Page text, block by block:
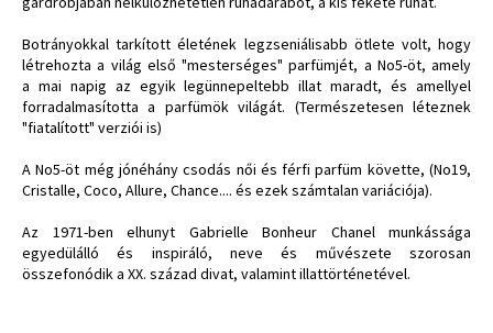
Botrányokkal tarkított életének legzseniálisabb ötlete volt, hogy
létrehozta a világ első "mesterséges" parfümjét, a No5-öt, amely
a mai napig az egyik legünnepeltebb illat maradt, és amellyel
forradalmasította a parfümök világát. (Természetesen léteznek
"fiatalított" verziói is)
A No5-öt még jónéhány csodás női és férfi parfüm követte, (No19,
Cristalle, Coco, Allure, Chance.... és ezek számtalan variációja).
Az 1971-ben elhunyt Gabrielle Bonheur Chanel munkássága
egyedülálló és inspiráló, neve és művészete szorosan
összefonódik a XX. század divat, valamint illattörténetével.